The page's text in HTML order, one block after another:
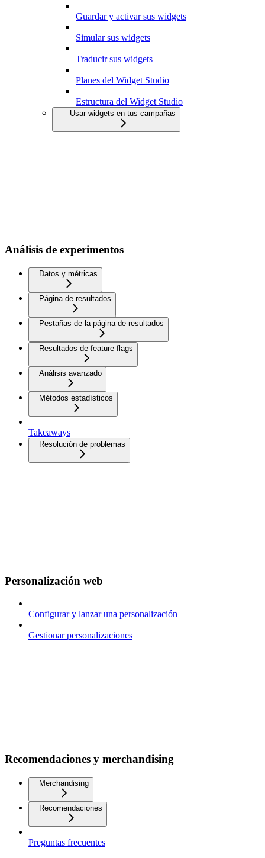
Guardar y activar sus widgets
Simular sus widgets
Traducir sus widgets
Planes del Widget Studio
Estructura del Widget Studio
Usar widgets en tus campañas
Análisis de experimentos
Datos y métricas
Página de resultados
Pestañas de la página de resultados
Resultados de feature flags
Análisis avanzado
Métodos estadísticos
Takeaways
Resolución de problemas
Personalización web
Configurar y lanzar una personalización
Gestionar personalizaciones
Recomendaciones y merchandising
Merchandising
Recomendaciones
Preguntas frecuentes